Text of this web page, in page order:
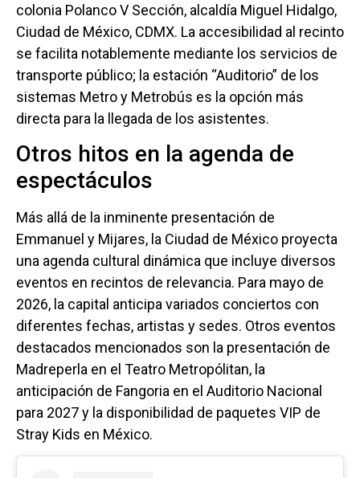
colonia Polanco V Sección, alcaldía Miguel Hidalgo,
Ciudad de México, CDMX. La accesibilidad al recinto
se facilita notablemente mediante los servicios de
transporte público; la estación “Auditorio” de los
sistemas Metro y Metrobús es la opción más
directa para la llegada de los asistentes.
Otros hitos en la agenda de
espectáculos
Más allá de la inminente presentación de
Emmanuel y Mijares, la Ciudad de México proyecta
una agenda cultural dinámica que incluye diversos
eventos en recintos de relevancia. Para mayo de
2026, la capital anticipa variados conciertos con
diferentes fechas, artistas y sedes. Otros eventos
destacados mencionados son la presentación de
Madreperla en el Teatro Metropólitan, la
anticipación de Fangoria en el Auditorio Nacional
para 2027 y la disponibilidad de paquetes VIP de
Stray Kids en México.